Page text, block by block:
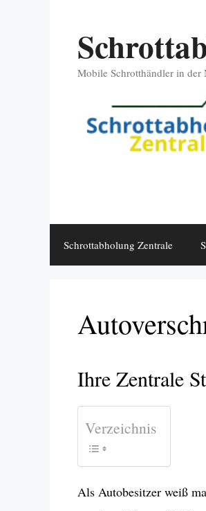
Mobile Schrotthändler in der
Schrottabholung Zentrale
Ihre Zentrale
Verzeichnis
Als Autobesitzer weiß